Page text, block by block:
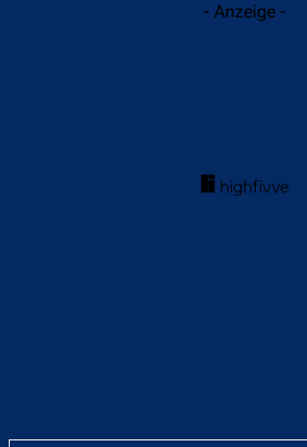
- Anzeige -